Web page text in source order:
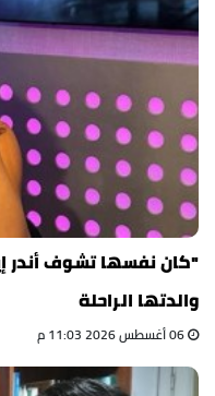
"كان نفسها تشوف أندر
والدتها الراحلة